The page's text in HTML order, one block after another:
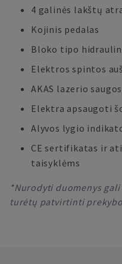
4 galinės lakštų
Kojinis pedalas
Bloko tipo
Elektros spintos
AKAS lazerio
Elektra apsaugoti
Alyvos lygio
CE sertifikatas ir
taisyklėms
*Nurodyti duomenys
turėtų patvirtinti